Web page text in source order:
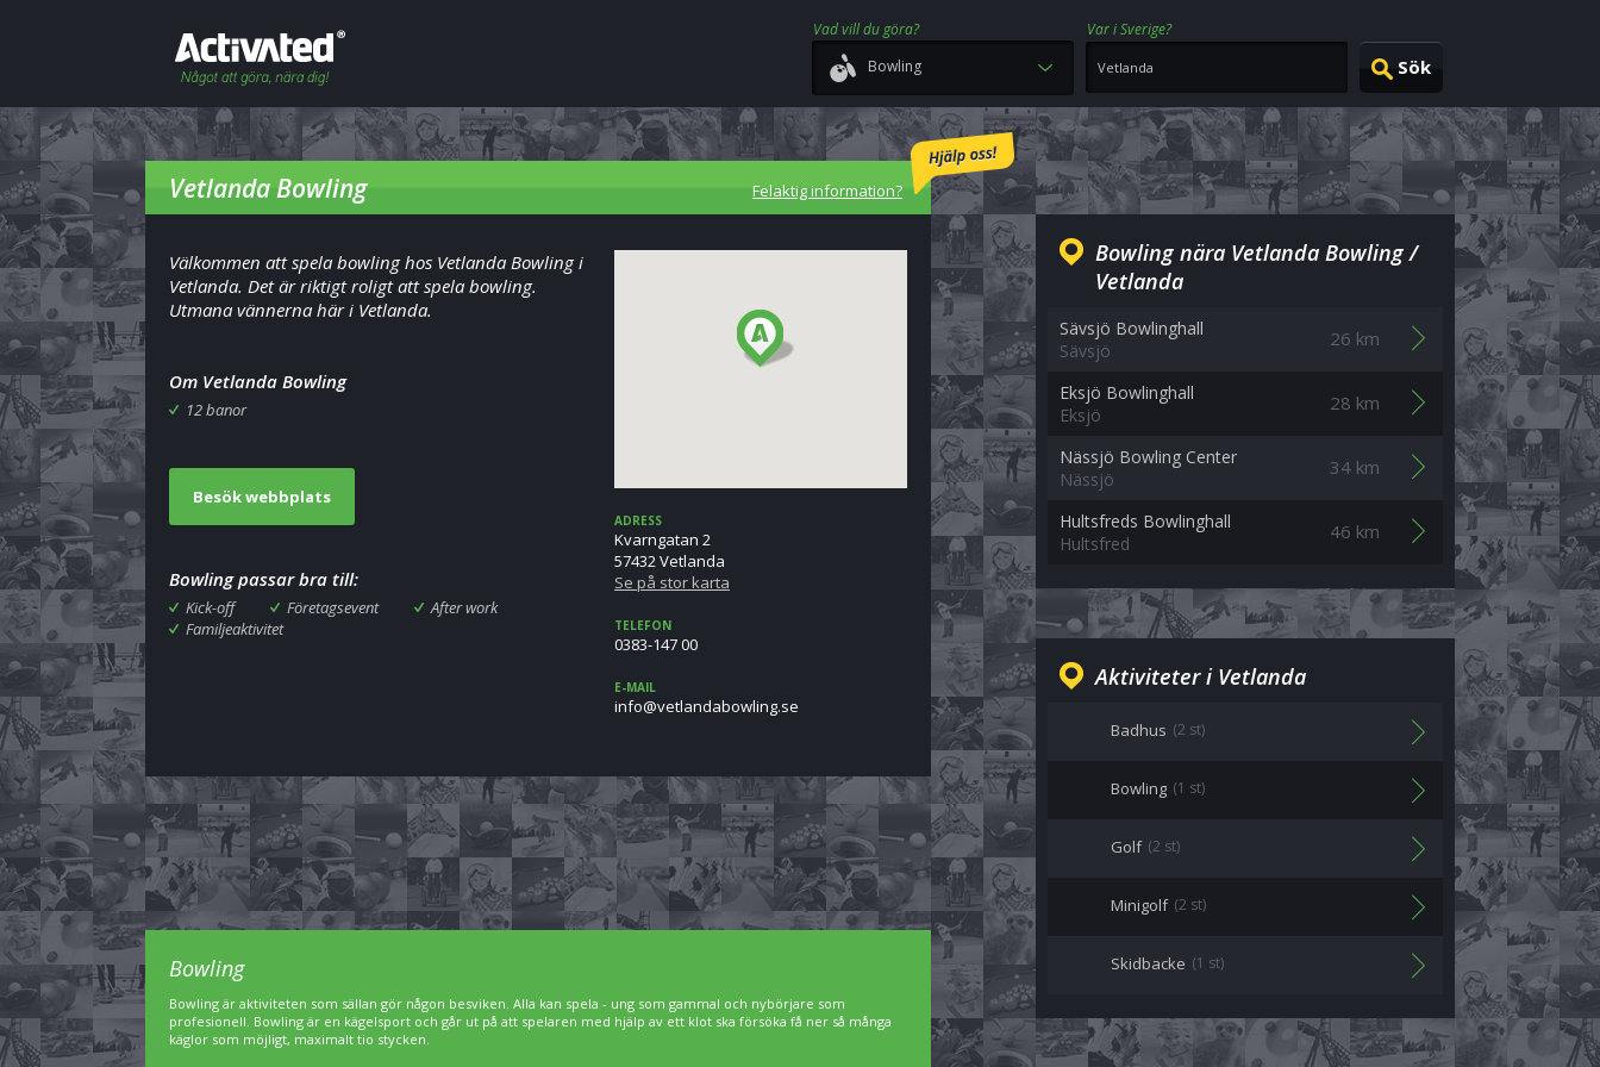
Vad vill du göra?
Var i Sverige?
Bowling
Vetlanda Bowling Felaktig information?
Välkommen att spela bowling hos Vetlanda Bowling i
Vetlanda. Det är riktigt roligt att spela bowling.
Utmana vännerna här i Vetlanda.
Om Vetlanda Bowling
12 banor
Besök webbplats
Bowling passar bra till:
Kick-off Företagsevent
After work
Familjeaktivitet
ADRESS
Kvarngatan 2
57432 Vetlanda
Se på stor karta
TELEFON
0383-147 00
E-MAIL
es.gnilwobadnaltev@ofni
Bowling nära Vetlanda Bowling /
Vetlanda
Sävsjö Bowlinghall
Sävsjö
26 km
Eksjö Bowlinghall
Eksjö
28 km
Nässjö Bowling Center
Nässjö
34 km
Hultsfreds Bowlinghall
Hultsfred
46 km
Aktiviteter i Vetlanda
Badhus (2 st)
Bowling (1 st)
Golf (2 st)
Minigolf (2 st)
Skidbacke (1 st)
Bowling
Bowling är aktiviteten som sällan gör någon besviken. Alla kan spela - ung som gammal och nybörjare som
profesionell. Bowling är en kägelsport och går ut på att spelaren med hjälp av ett klot ska försöka få ner så många
käglor som möjligt, maximalt tio stycken.